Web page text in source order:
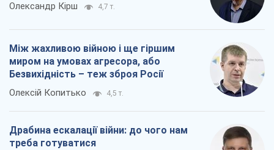
Олександр Кірш 4,7 т.
Між жахливою війною і ще гіршим
миром на умовах агресора, або
Безвихідність – теж зброя Росії
Олексій Копитько 4,5 т.
Драбина ескалації війни: до чого нам
треба готуватися